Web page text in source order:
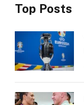
Top Posts